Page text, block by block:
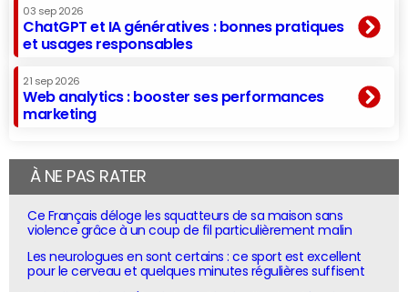
03 sep 2026
ChatGPT et IA génératives : bonnes pratiques
et usages responsables
21 sep 2026
Web analytics : booster ses performances
marketing
À NE PAS RATER
Ce Français déloge les squatteurs de sa maison sans
violence grâce à un coup de fil particulièrement malin
Les neurologues en sont certains : ce sport est excellent
pour le cerveau et quelques minutes régulières suffisent